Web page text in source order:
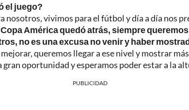
el juego?
nosotros, vivimos para el fútbol y día a día nos
América quedó atrás, siempre
no es una excusa no venir y haber
queremos llegar a ese nivel y mostrar
oportunidad y esperamos poder estar a la
PUBLICIDAD